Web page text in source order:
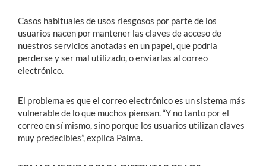
Casos habituales de usos riesgosos por parte de los
usuarios nacen por mantener las claves de acceso de
nuestros servicios anotadas en un papel, que podría
perderse y ser mal utilizado, o enviarlas al correo
electrónico.
El problema es que el correo electrónico es un sistema más
vulnerable de lo que muchos piensan. “Y no tanto por el
correo en sí mismo, sino porque los usuarios utilizan claves
muy predecibles”, explica Palma.